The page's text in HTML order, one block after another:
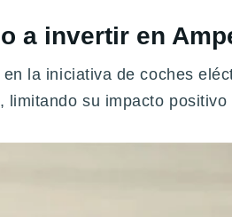
a invertir en
la iniciativa de coches
su impacto positivo